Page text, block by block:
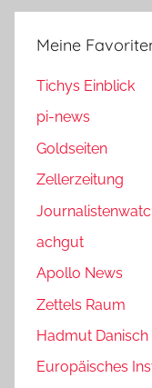
Meine
Tichys Einblick
pi-news
Goldseiten
Zellerzeitung
achgut
Apollo News
Zettels Raum
Hadmut Danisch
Europäisches